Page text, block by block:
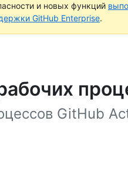
и новых функций
GitHub Enterprise.
GitHub